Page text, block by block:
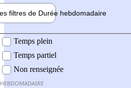
filtres de Durée hebdomadaire
Temps plein
Temps partiel
Non renseignée